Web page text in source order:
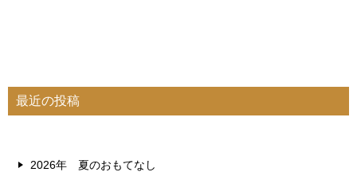
最近の投稿
2026年 夏のおもてなし